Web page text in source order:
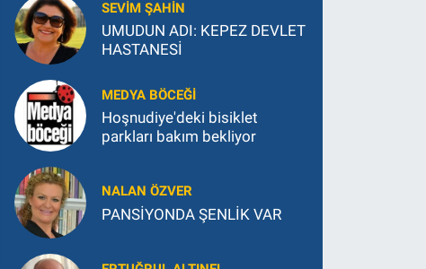
SEVIM ŞAHIN
UMUDUN ADI: KEPEZ DEVLET
HASTANESİ
MEDYA BÖCEĞI
Hoşnudiye'deki bisiklet
parkları bakım bekliyor
NALAN ÖZVER
PANSİYONDA ŞENLİK VAR